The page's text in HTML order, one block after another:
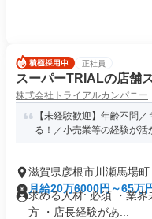
正社員
スーパーTRIALの店舗
株式会社トライアルカンパニー
【未経験歓迎】年齢不問
る！／小売業等の経験が活
滋賀県彦根市川瀬馬場町
月給20万6000円～65万
求める人材: 必須 ・業界
方 ・店長経験があ...